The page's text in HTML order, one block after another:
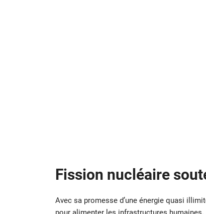
Fission nucléaire
Avec sa promesse d’une énergie quasi